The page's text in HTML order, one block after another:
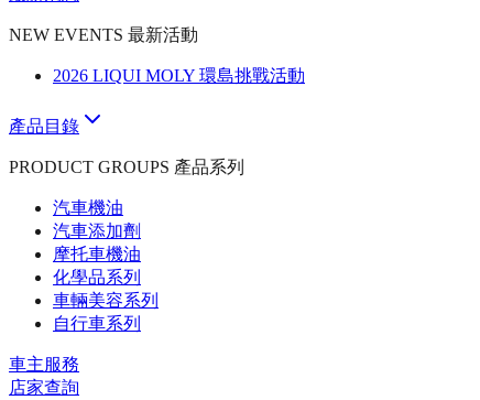
NEW EVENTS 最新活動
2026 LIQUI MOLY 環島挑戰活動
產品目錄
PRODUCT GROUPS 產品系列
汽車機油
汽車添加劑
摩托車機油
化學品系列
車輛美容系列
自行車系列
車主服務
店家查詢